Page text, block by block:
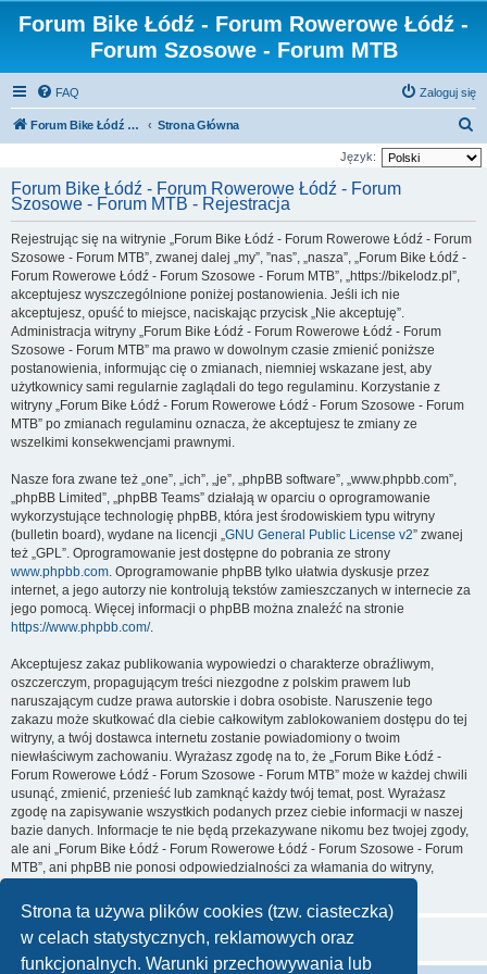
Strona ta używa plików cookies (tzw. ciasteczka)
w celach statystycznych, reklamowych oraz
funkcjonalnych. Warunki przechowywania lub
Forum Bike Łódź - Forum Rowerowe Łódź -
Forum Szosowe - Forum MTB
FAQ Zaloguj się
Forum Bike Łódź - Forum Rowerowe Łódź - Forum Szosowe - Forum MTB Strona Główna
z
Język:
Forum Bike Łódź - Forum Rowerowe Łódź - Forum
Szosowe - Forum MTB - Rejestracja
Rejestrując się na witrynie „Forum Bike Łódź - Forum Rowerowe Łódź - Forum
Szosowe - Forum MTB”, zwanej dalej „my”, ”nas”, „nasza”, „Forum Bike Łódź -
Forum Rowerowe Łódź - Forum Szosowe - Forum MTB”, „https://bikelodz.pl”,
akceptujesz wyszczególnione poniżej postanowienia. Jeśli ich nie
akceptujesz, opuść to miejsce, naciskając przycisk „Nie akceptuję”.
Administracja witryny „Forum Bike Łódź - Forum Rowerowe Łódź - Forum
Szosowe - Forum MTB” ma prawo w dowolnym czasie zmienić poniższe
postanowienia, informując cię o zmianach, niemniej wskazane jest, aby
użytkownicy sami regularnie zaglądali do tego regulaminu. Korzystanie z
witryny „Forum Bike Łódź - Forum Rowerowe Łódź - Forum Szosowe - Forum
MTB” po zmianach regulaminu oznacza, że akceptujesz te zmiany ze
wszelkimi konsekwencjami prawnymi.
Nasze fora zwane też „one”, „ich”, „je”, „phpBB software”, „www.phpbb.com”,
„phpBB Limited”, „phpBB Teams” działają w oparciu o oprogramowanie
wykorzystujące technologię phpBB, która jest środowiskiem typu witryny
(bulletin board), wydane na licencji „GNU General Public License v2” zwanej
też „GPL”. Oprogramowanie jest dostępne do pobrania ze strony
www.phpbb.com. Oprogramowanie phpBB tylko ułatwia dyskusje przez
internet, a jego autorzy nie kontrolują tekstów zamieszczanych w internecie za
jego pomocą. Więcej informacji o phpBB można znaleźć na stronie
https://www.phpbb.com/.
Akceptujesz zakaz publikowania wypowiedzi o charakterze obraźliwym,
oszczerczym, propagującym treści niezgodne z polskim prawem lub
naruszającym cudze prawa autorskie i dobra osobiste. Naruszenie tego
zakazu może skutkować dla ciebie całkowitym zablokowaniem dostępu do tej
witryny, a twój dostawca internetu zostanie powiadomiony o twoim
niewłaściwym zachowaniu. Wyrażasz zgodę na to, że „Forum Bike Łódź -
Forum Rowerowe Łódź - Forum Szosowe - Forum MTB” może w każdej chwili
usunąć, zmienić, przenieść lub zamknąć każdy twój temat, post. Wyrażasz
zgodę na zapisywanie wszystkich podanych przez ciebie informacji w naszej
bazie danych. Informacje te nie będą przekazywane nikomu bez twojej zgody,
ale ani „Forum Bike Łódź - Forum Rowerowe Łódź - Forum Szosowe - Forum
MTB”, ani phpBB nie ponosi odpowiedzialności za włamania do witryny,